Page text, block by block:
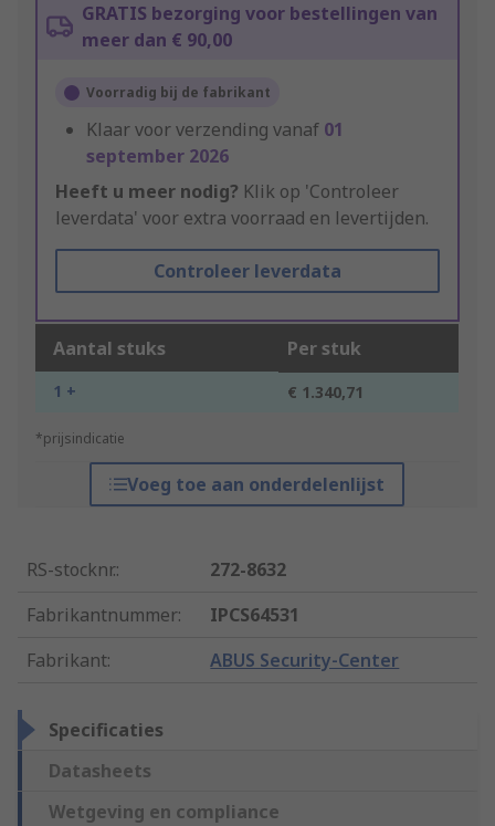
GRATIS bezorging voor bestellingen van
meer dan € 90,00
Voorradig bij de fabrikant
Klaar voor verzending vanaf 01
september 2026
Heeft u meer nodig? Klik op 'Controleer
leverdata' voor extra voorraad en levertijden.
Controleer leverdata
Aantal stuks Per stuk
1 + € 1.340,71
*prijsindicatie
Voeg toe aan onderdelenlijst
RS-stocknr.:
272-8632
Fabrikantnummer:
IPCS64531
Fabrikant: ABUS Security-Center
Specificaties
Datasheets
Wetgeving en compliance